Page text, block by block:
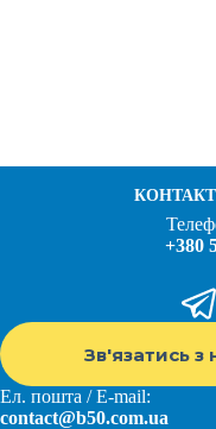
+380
Зв'язатись
Ел. пошта / E-mail:
contact@b50.com.ua